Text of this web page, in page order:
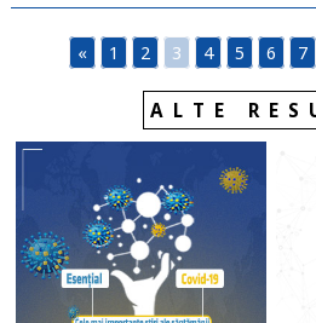
« 1 2 3 4 5 6 7
ALTE